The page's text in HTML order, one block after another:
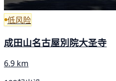
低风险
成田山名古屋別院大圣寺
6.9 km